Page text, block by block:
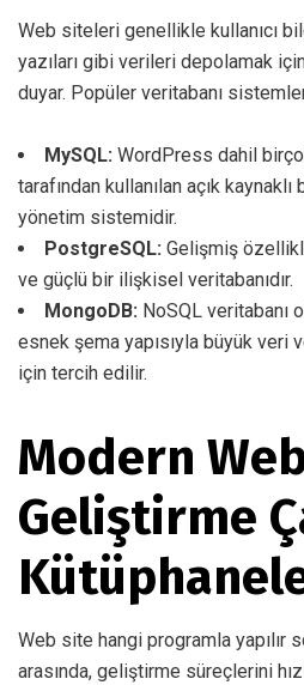
Web siteleri genellikle kullanıcı
yazıları gibi verileri depolamak
duyar. Popüler veritabanı
MySQL: WordPress dahil
tarafından kullanılan açık
yönetim sistemidir.
PostgreSQL: Gelişmiş
ve güçlü bir ilişkisel veritabanıdır.
MongoDB: NoSQL veritabanı
esnek şema yapısıyla büyük veri
için tercih edilir.
Modern
Geliştirme
Web site hangi programla yapılır
arasında, geliştirme süreçlerini